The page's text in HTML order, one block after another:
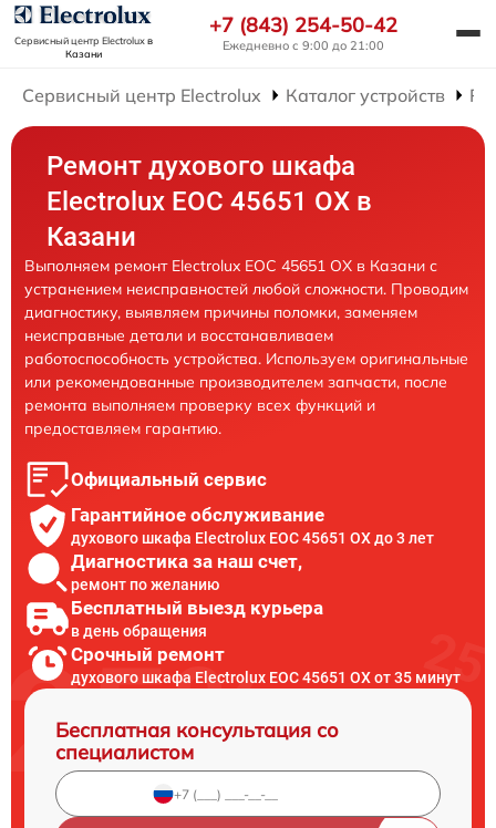
Сервисный центр Electroluxв
Казани
+7 (843) 254-50-42
Ежедневно с 9:00 до 21:00
Сервисный центр Electrolux Каталог устройств
Ремонт духового шкафа
Electrolux EOC 45651 OX в
Казани
Выполняем ремонт Electrolux EOC 45651 OX в Казани с
устранением неисправностей любой сложности. Проводим
диагностику, выявляем причины поломки, заменяем
неисправные детали и восстанавливаем
работоспособность устройства. Используем оригинальные
или рекомендованные производителем запчасти, после
ремонта выполняем проверку всех функций и
предоставляем гарантию.
Официальный сервис
Гарантийное обслуживание
духового шкафа Electrolux EOC 45651 OX до 3 лет
Диагностика за наш счет,
ремонт по желанию
Бесплатный выезд курьера
в день обращения
Срочный ремонт
духового шкафа Electrolux EOC 45651 OX от 35 минут
Бесплатная консультация со
специалистом